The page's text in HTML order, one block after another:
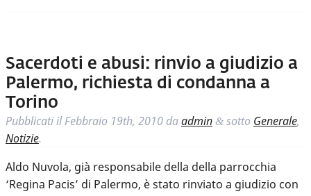
Sacerdoti e abusi: rinvio a giudizio a
Palermo, richiesta di condanna a
Torino
Pubblicati ilFebbraio 19th, 2010 daadmin & sotto Generale,
Notizie.
Aldo Nuvola, già responsabile della della parrocchia
‘Regina Pacis’ di Palermo, è stato rinviato a giudizio con